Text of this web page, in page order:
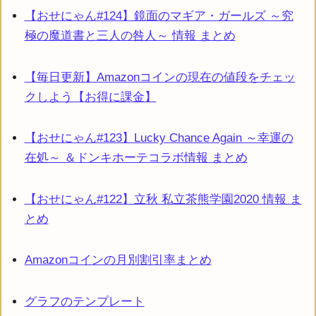
【おせにゃん#124】鏡面のマギア・ガールズ ～究
極の魔道書と三人の咎人～ 情報 まとめ
【毎日更新】Amazonコインの現在の値段をチェッ
クしよう【お得に課金】
【おせにゃん#123】Lucky Chance Again ～幸運の
在処～ ＆ドンキホーテコラボ情報 まとめ
【おせにゃん#122】立秋 私立茶熊学園2020 情報 ま
とめ
Amazonコインの月別割引率まとめ
グラフのテンプレート